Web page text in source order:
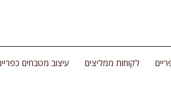
לקוחות ממליצים עיצוב מטבחים